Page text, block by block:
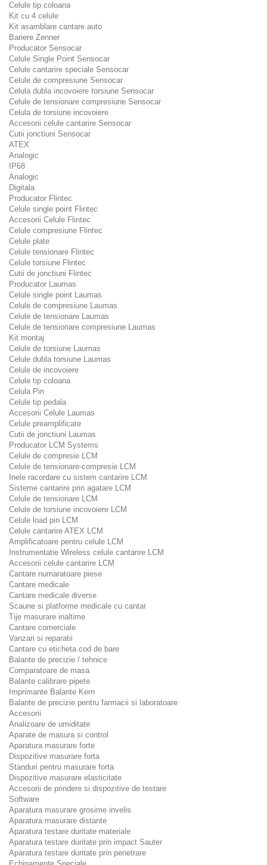
Celule tip coloana
Kit cu 4 celule
Kit asamblare cantare auto
Bariere Zenner
Producator Sensocar
Celule Single Point Sensocar
Celule cantarire speciale Sensocar
Celule de compresiune Sensocar
Celula dubla incovoiere torsiune Sensocar
Celule de tensionare compresiune Sensocar
Celula de torsiune incovoiere
Accesorii celule cantarire Sensocar
Cutii jonctiuni Sensocar
ATEX
Analogic
IP68
Analogic
Digitala
Producator Flintec
Celule single point Flintec
Accesorii Celule Flintec
Celule compresiune Flintec
Celule plate
Celule tensionare Flintec
Celule torsiune Flintec
Cutii de jonctiuni Flintec
Producator Laumas
Celule single point Laumas
Celule de compresiune Laumas
Celule de tensionare Laumas
Celule de tensionare compresiune Laumas
Kit montaj
Celule de torsiune Laumas
Celule dubla torsiune Laumas
Celule de incovoiere
Celule tip coloana
Celula Pin
Celule tip pedala
Accesorii Celule Laumas
Celule preamplificate
Cutii de jonctiuni Laumas
Producator LCM Systems
Celule de compresie LCM
Celule de tensionare-compresie LCM
Inele racordare cu sistem cantarire LCM
Sisteme cantarire prin agatare LCM
Celule de tensionare LCM
Celule de torsiune incovoiere LCM
Celule load pin LCM
Celule cantarire ATEX LCM
Amplificatoare pentru celule LCM
Instrumentatie Wireless celule cantarire LCM
Accesorii celule cantarire LCM
Cantare numaratoare piese
Cantare medicale
Cantare medicale diverse
Scaune si platforme medicale cu cantar
Tije masurare inaltime
Cantare comerciale
Vanzari si reparatii
Cantare cu eticheta cod de bare
Balante de precizie / tehnice
Comparatoare de masa
Balante calibrare pipete
Imprimante Balante Kern
Balante de precizie pentru farmacii si laboratoare
Accesorii
Analizoare de umiditate
Aparate de masura si control
Aparatura masurare forte
Dispozitive masurare forta
Standuri pentru masurare forta
Dispozitive masurare elasticitate
Accesorii de prindere si dispozitive de testare
Software
Aparatura masurare grosime invelis
Aparatura masurare distante
Aparatura testare duritate materiale
Aparatura testare duritate prin impact Sauter
Aparatura testare duritate prin penetrare